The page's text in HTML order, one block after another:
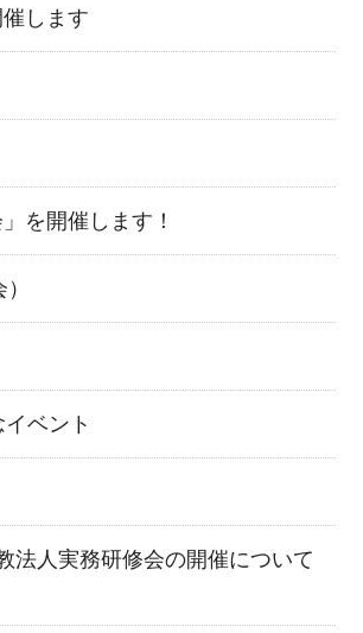
します
を開催します！
ベント
法人実務研修会の開催について